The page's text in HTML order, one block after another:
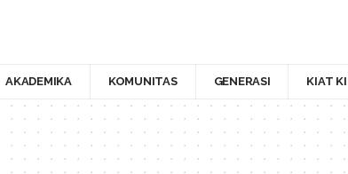
AKADEMIKA KOMUNITAS GENERASI KIAT